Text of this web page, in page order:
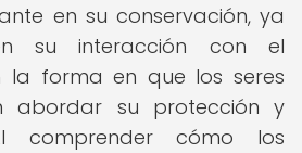
en su conservación, ya
su interacción con el
la forma en que los seres
abordar su protección y
comprender cómo los